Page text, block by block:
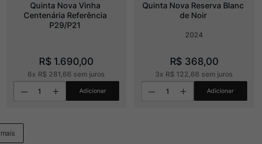
Quinta Nova Vinha
Centenária Referência
P29/P21
R$ 1.690,00
6x R$ 281 66 sem juros
Adicionar
Quinta Nova Reserva Blanc
de Noir
2024
R$ 368,00
3x R$ 122 66 sem juros
Adicionar